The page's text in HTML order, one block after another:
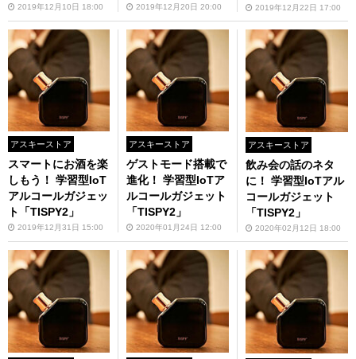
2019年12月10日 18:00 2019年12月20日 20:00 2019年12月22日 17:00
アスキーストア
スマートにお酒を楽
しもう！ 学習型IoT
アルコールガジェッ
ト「TISPY2」
2019年12月31日 15:00
アスキーストア
ゲストモード搭載で
進化！ 学習型IoTア
ルコールガジェット
「TISPY2」
2020年01月24日 12:00
アスキーストア
飲み会の話のネタ
に！ 学習型IoTアル
コールガジェット
「TISPY2」
2020年02月12日 18:00